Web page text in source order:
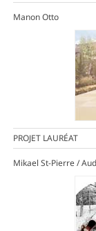
Manon Otto
PROJET LAURÉAT
Mikael St-Pierre /